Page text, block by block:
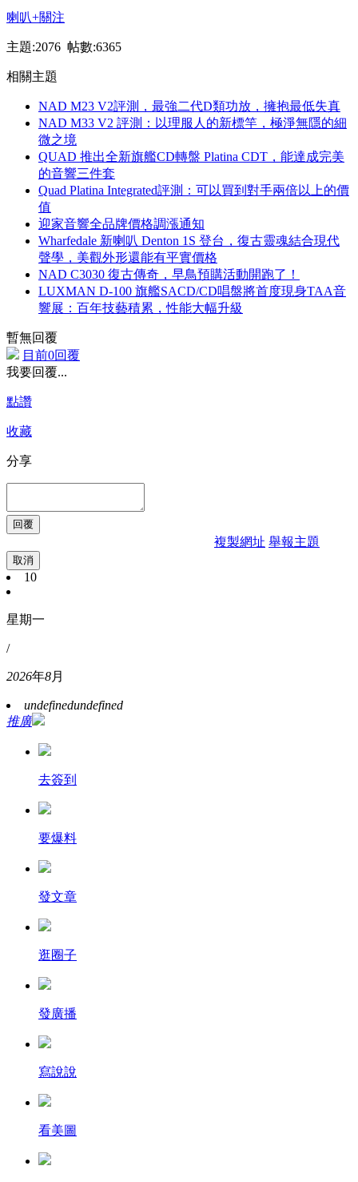
喇叭+關注
主題:2076 帖數:6365
相關主題
NAD M23 V2評測，最強二代D類功放，擁抱最低失真
NAD M33 V2 評測：以理服人的新標竿，極淨無隱的細
微之境
QUAD 推出全新旗艦CD轉盤 Platina CDT，能達成完美
的音響三件套
Quad Platina Integrated評測：可以買到對手兩倍以上的價
值
迎家音響全品牌價格調漲通知
Wharfedale 新喇叭 Denton 1S 登台，復古靈魂結合現代
聲學，美觀外形還能有平實價格
NAD C3030 復古傳奇，早鳥預購活動開跑了！
LUXMAN D-100 旗艦SACD/CD唱盤將首度現身TAA音
響展：百年技藝積累，性能大幅升級
暫無回覆
目前0回覆
我要回覆...
點讚
收藏
分享
複製網址 舉報主題
取消
10
星期一
/
2026年8月
undefinedundefined
推廣
去簽到
要爆料
發文章
逛圈子
發廣播
寫說說
看美圖